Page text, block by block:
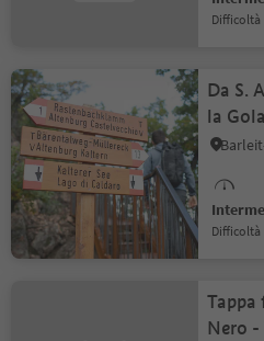
Difficoltà
Da S.
la
Difficoltà
Nero -